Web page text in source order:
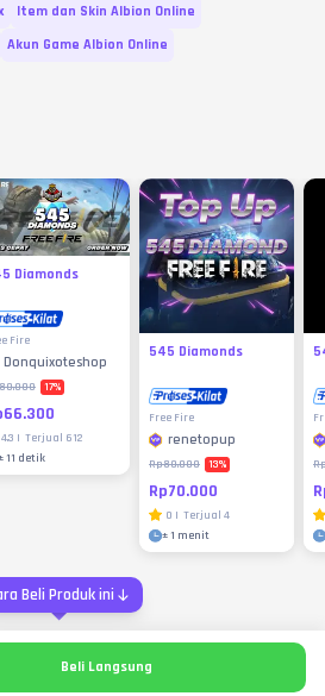
Item dan Skin Albion Online
Akun Game Albion Online
Diamonds
Fire
Donquixoteshop
17%
4.3 | Terjual 612
11 detik
545 Diamonds
Free Fire
renetopup
Rp80.000 13%
Rp70.000
0 | Terjual 4
±1 menit
Beli Produk ini
Beli Langsung